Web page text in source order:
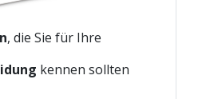
, die Sie für Ihre
kennen sollten